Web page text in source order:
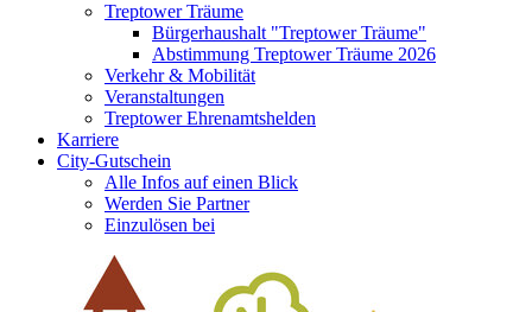
Treptower Träume
Bürgerhaushalt "Treptower Träume"
Abstimmung Treptower Träume 2026
Verkehr & Mobilität
Veranstaltungen
Treptower Ehrenamtshelden
Karriere
City-Gutschein
Alle Infos auf einen Blick
Werden Sie Partner
Einzulösen bei